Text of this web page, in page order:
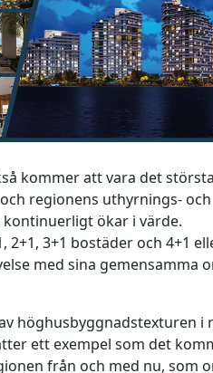
kommer att vara det
regionens uthyrnings- och
ökar i värde.
3+1 bostäder och 4+1
med sina gemensamma
höghusbyggnadstexturen i
ett exempel som det
från och med nu, som